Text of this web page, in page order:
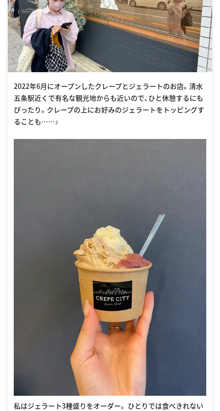
2022年6月にオープンしたクレープとジェラートのお店。清水
五条駅近くで有名な観光地からも近いので、ひと休憩するにも
ぴったり。クレープの上にお好みのジェラートをトッピングす
ることも……♪
私はジェラート3種盛りをオーダー。 ひとりでは食べきれない